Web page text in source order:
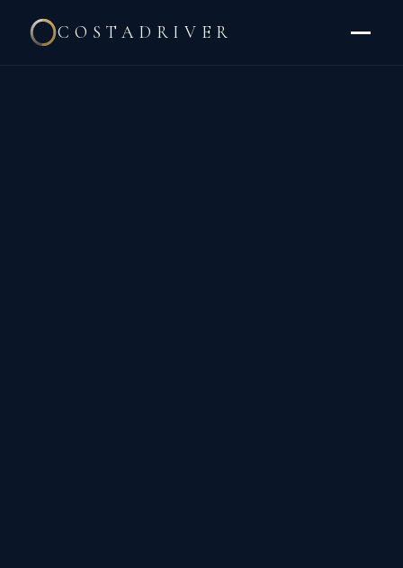
COSTADRIVER